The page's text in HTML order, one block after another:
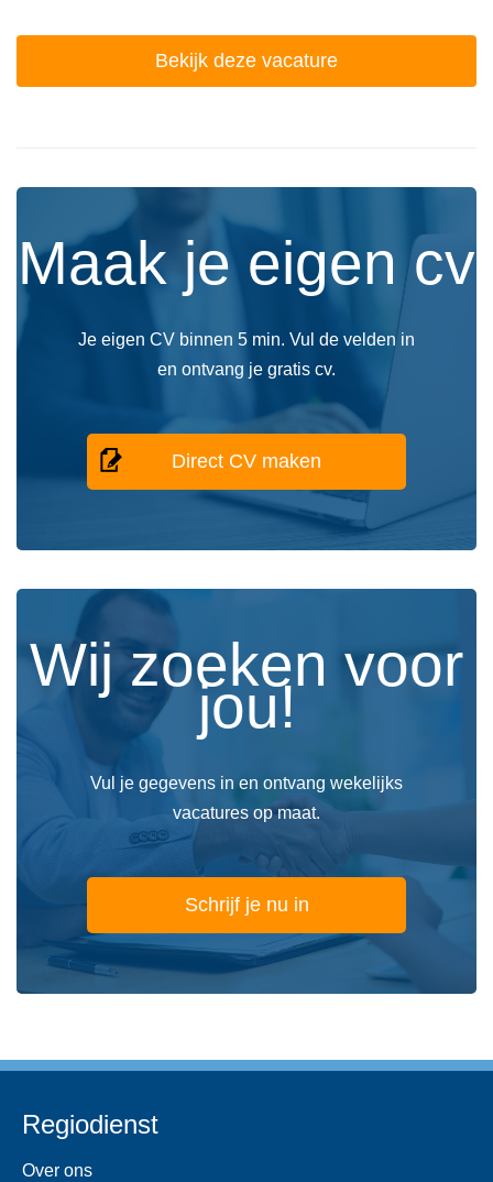
Bekijk deze vacature
Maak je eigen cv
Je eigen CV binnen 5 min. Vul de velden in
en ontvang je gratis cv.
Direct CV maken
Wij zoeken voor
jou!
Vul je gegevens in en ontvang wekelijks
vacatures op maat.
Schrijf je nu in
Regiodienst
Over ons